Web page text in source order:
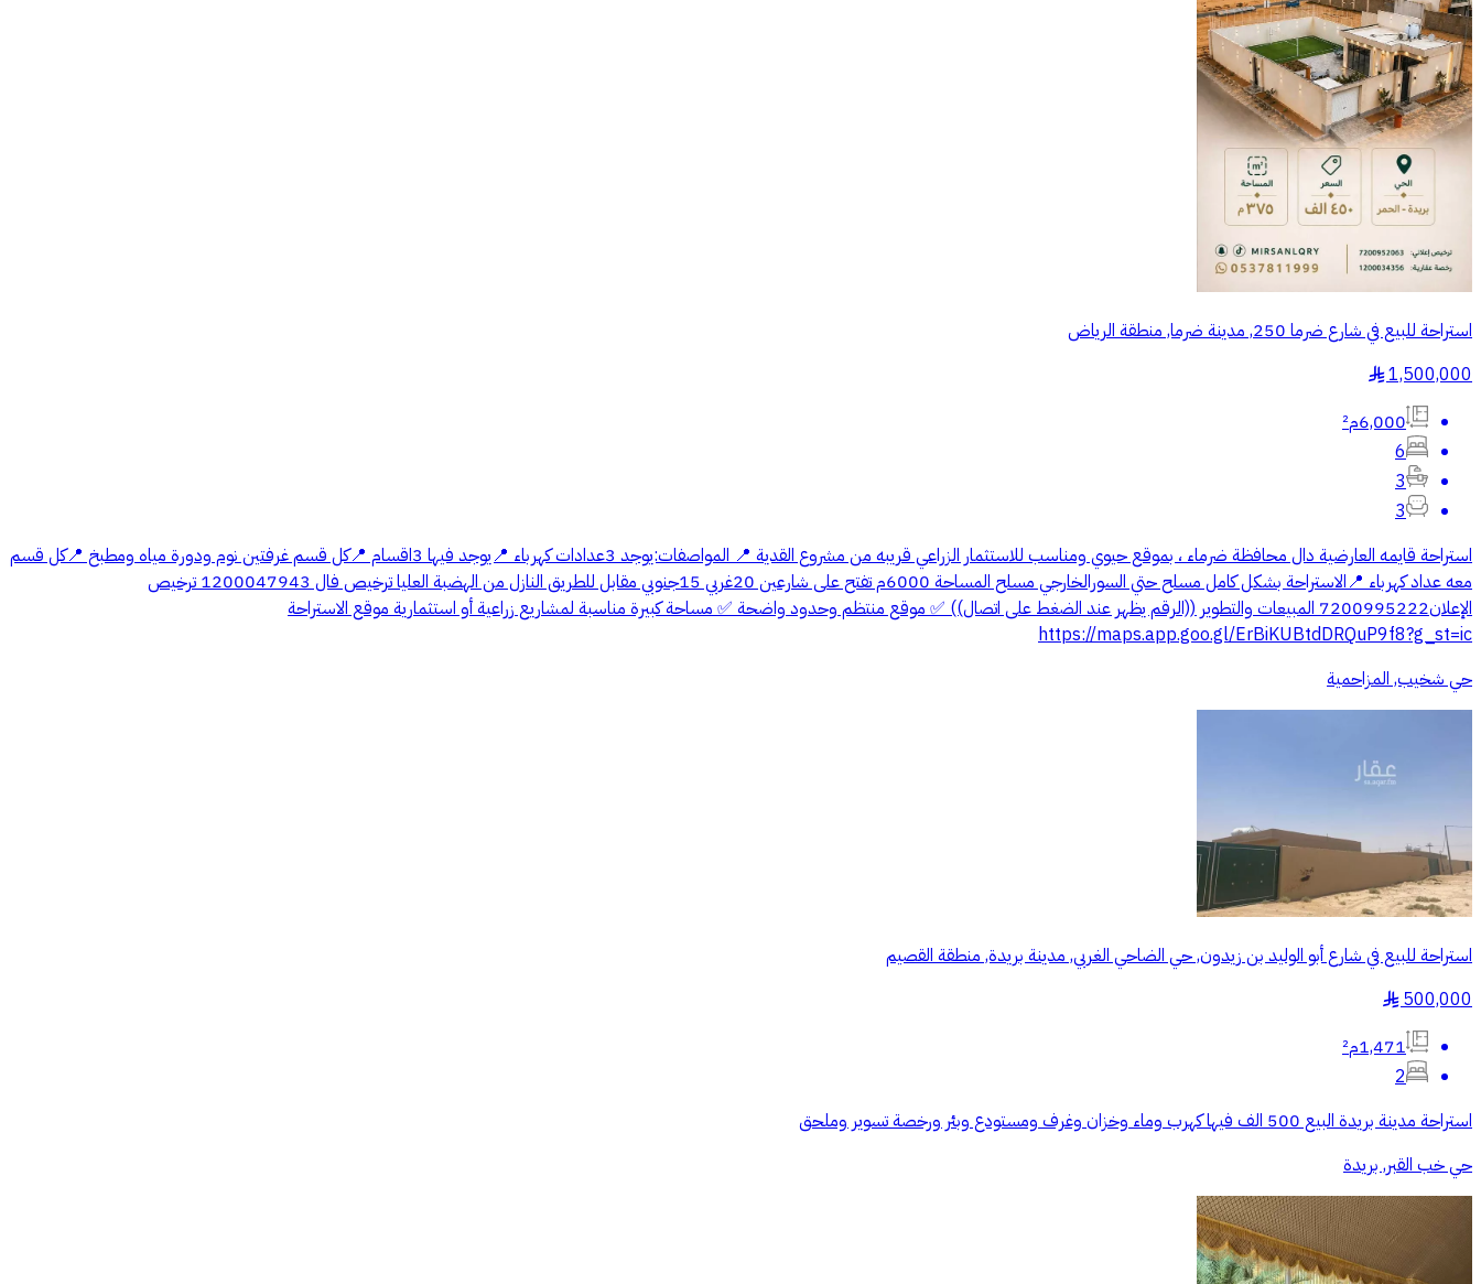
استراحة للبيع في شارع ضرما 250, مدينة ضرما, منطقة الرياض
1,500,000
§
6,000م²
6
3
3
استراحة قايمه العارضية دال محافظة ضرماء ، بموقع حيوي ومناسب للاستثمار الزراعي قريبه من مشروع القدية 📍 المواصفات:يوجد 3عدادات كهرباء 📍يوجد فيها 3اقسام 📍كل قسم غرفتين نوم ودورة مياه ومطبخ 📍كل قسم
معه عداد كهرباء 📍الاستراحة بشكل كامل مسلح حتي السورالخارجي مسلح المساحة 6000م تفتح على شارعين 20غربي 15جنوبي مقابل للطريق النازل من الهضبة العليا ترخيص فال 1200047943 ترخيص
الإعلان7200995222 المبيعات والتطوير ((الرقم يظهر عند الضغط على اتصال)) ✅ موقع منتظم وحدود واضحة ✅ مساحة كبيرة مناسبة لمشاريع زراعية أو استثمارية موقع الاستراحة
https://maps.app.goo.gl/ErBiKUBtdDRQuP9f8?g_st=ic
حي شخيب, المزاحمية
استراحة للبيع في شارع أبو الوليد بن زيدون, حي الضاحي الغربي, مدينة بريدة, منطقة القصيم
500,000
§
1,471م²
2
استراحة مدينة بريدة البيع 500 الف فيها كهرب وماء وخزان وغرف ومستودع وبئر ورخصة تسوير وملحق
حي خب القبر, بريدة